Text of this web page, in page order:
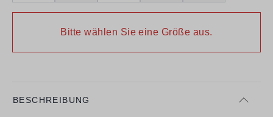
Bitte wählen Sie eine Größe aus.
BESCHREIBUNG